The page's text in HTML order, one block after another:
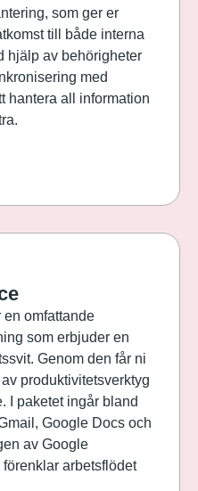
som ger er
till både interna
hjälp av behörigheter
med
hantera all information
omfattande
som erbjuder en
Genom den får ni
produktivitetsverktyg
I paketet ingår bland
Google Docs och
av Google
arbetsflödet